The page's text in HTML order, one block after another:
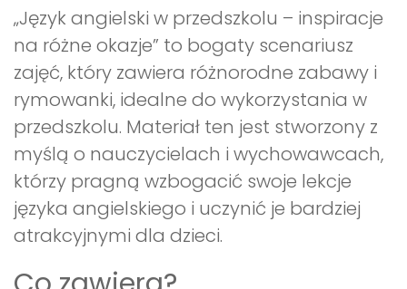
„Język angielski w przedszkolu – inspiracje
na różne okazje” to bogaty scenariusz
zajęć, który zawiera różnorodne zabawy i
rymowanki, idealne do wykorzystania w
przedszkolu. Materiał ten jest stworzony z
myślą o nauczycielach i wychowawcach,
którzy pragną wzbogacić swoje lekcje
języka angielskiego i uczynić je bardziej
atrakcyjnymi dla dzieci.